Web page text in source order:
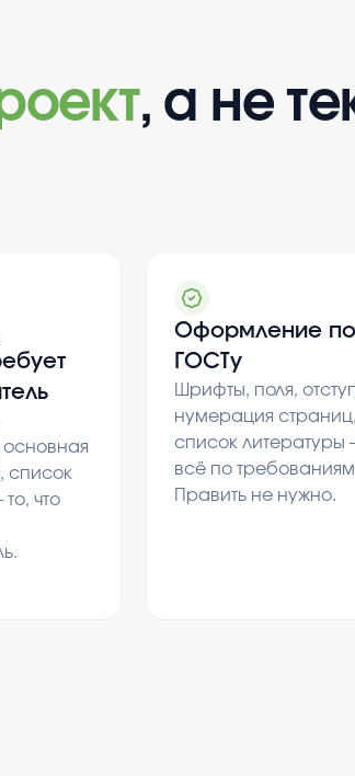
, а не
основная
список
что
Оформление по
ГОСТу
Шрифты, поля,
нумерация страниц,
список литературы
всё по
Править не нужно.